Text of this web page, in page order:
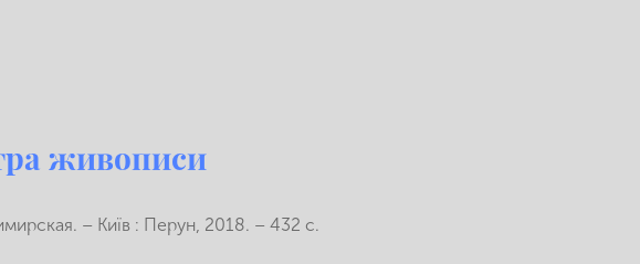
живописи
– Київ : Перун, 2018. – 432 с.